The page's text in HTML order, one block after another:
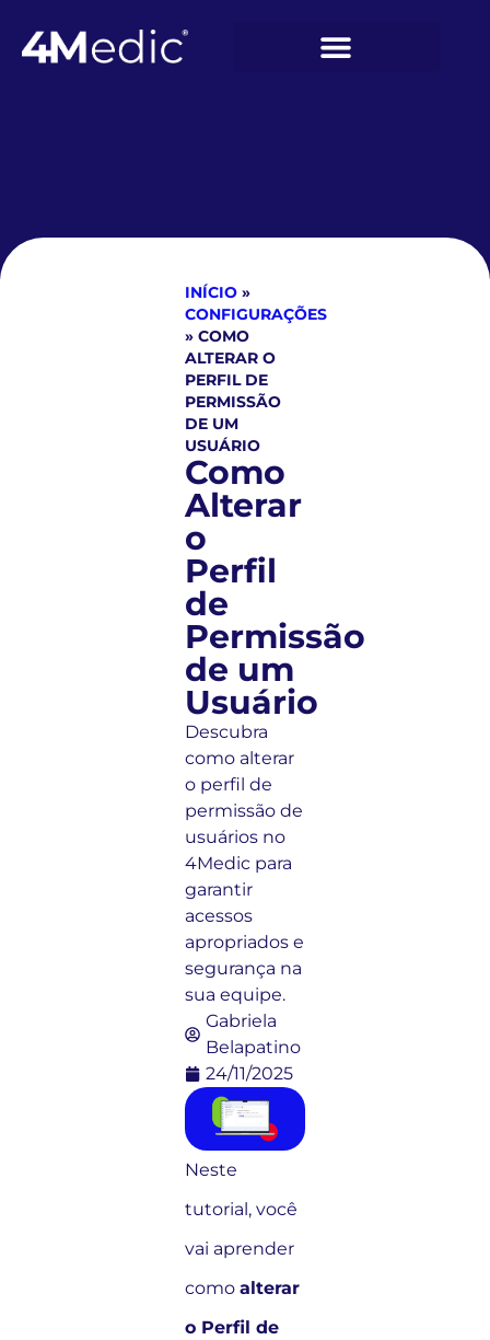
INÍCIO »
CONFIGURAÇÕES
»COMO
ALTERAR O
PERFIL DE
PERMISSÃO
DE UM
USUÁRIO
Como
Alterar
o
Perfil
de
Permissão
de um
Usuário
Descubra
como alterar
o perfil de
permissão de
usuários no
4Medic para
garantir
acessos
apropriados e
segurança na
sua equipe.
Gabriela
Belapatino
24/11/2025
Neste
tutorial, você
vai aprender
comoalterar
o Perfil de